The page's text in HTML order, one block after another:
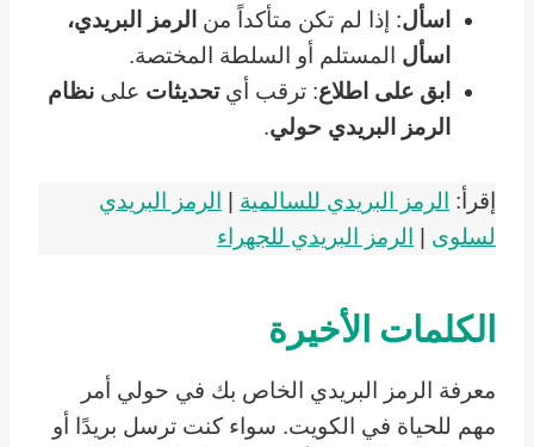
اسأل: إذا لم تكن متأكداً من الرمز البريدي،
اسأل المستلم أو السلطة المختصة.
ابق على اطلاع: ترقب أيتحديثات على نظام
الرمز البريدي حولي.
إقرأ: الرمز البريدي للسالمية | الرمز البريدي
لسلوى | الرمز البريدي للجهراء
الكلمات الأخيرة
معرفة الرمز البريدي الخاص بك في حولي أمر
مهم للحياة في الكويت. سواء كنت ترسل بريدًا أو